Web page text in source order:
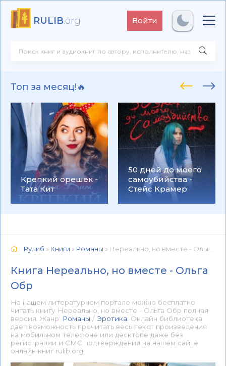
RULIB.org Войти
Топ за месяц!🔥
Крепкий орешек -
Тата Кит
50 дней до моего
самоубийства -
Стейс Крамер
Рулиб » Книги » Романы » Нереально, но вместе - Ольга Обр 📕 - Книга онлайн бесплатно
Книга Нереально, но вместе - Ольга
Обр
На нашем литературном портале можно бесплатно
читать книгу Нереально, но вместе - Ольга Обр полная
версия. Жанр: Романы / Эротика . Онлайн библиотека
дает возможность прочитать весь текст произведения
на мобильном телефоне или десктопе даже без
регистрации и СМС подтверждения на нашем сайте
онлайн книг rulib.org.